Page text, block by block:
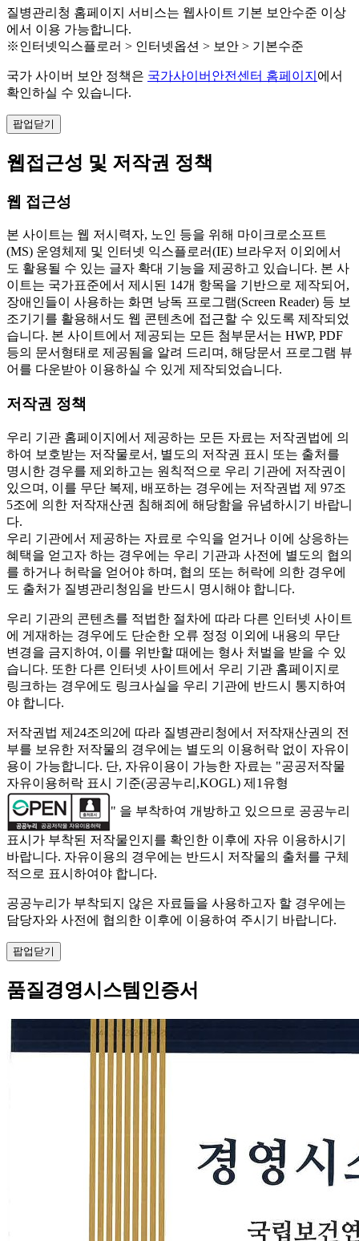
질병관리청 홈페이지 서비스는 웹사이트 기본 보안수준 이상
에서 이용 가능합니다.
※인터넷익스플로러 > 인터넷옵션 > 보안 > 기본수준
국가 사이버 보안 정책은 국가사이버안전센터 홈페이지 에서
확인하실 수 있습니다.
팝업닫기
웹접근성 및 저작권 정책
웹 접근성
본 사이트는 웹 저시력자, 노인 등을 위해 마이크로소프트
(MS) 운영체제 및 인터넷 익스플로러(IE) 브라우저 이외에서
도 활용될 수 있는 글자 확대 기능을 제공하고 있습니다. 본 사
이트는 국가표준에서 제시된 14개 항목을 기반으로 제작되어,
장애인들이 사용하는 화면 낭독 프로그램(Screen Reader) 등 보
조기기를 활용해서도 웹 콘텐츠에 접근할 수 있도록 제작되었
습니다. 본 사이트에서 제공되는 모든 첨부문서는 HWP, PDF
등의 문서형태로 제공됨을 알려 드리며, 해당문서 프로그램 뷰
어를 다운받아 이용하실 수 있게 제작되었습니다.
저작권 정책
우리 기관 홈페이지에서 제공하는 모든 자료는 저작권법에 의
하여 보호받는 저작물로서, 별도의 저작권 표시 또는 출처를
명시한 경우를 제외하고는 원칙적으로 우리 기관에 저작권이
있으며, 이를 무단 복제, 배포하는 경우에는 저작권법 제 97조
5조에 의한 저작재산권 침해죄에 해당함을 유념하시기 바랍니
다.
우리 기관에서 제공하는 자료로 수익을 얻거나 이에 상응하는
혜택을 얻고자 하는 경우에는 우리 기관과 사전에 별도의 협의
를 하거나 허락을 얻어야 하며, 협의 또는 허락에 의한 경우에
도 출처가 질병관리청임을 반드시 명시해야 합니다.
우리 기관의 콘텐츠를 적법한 절차에 따라 다른 인터넷 사이트
에 게재하는 경우에도 단순한 오류 정정 이외에 내용의 무단
변경을 금지하여, 이를 위반할 때에는 형사 처벌을 받을 수 있
습니다. 또한 다른 인터넷 사이트에서 우리 기관 홈페이지로
링크하는 경우에도 링크사실을 우리 기관에 반드시 통지하여
야 합니다.
저작권법 제24조의2에 따라 질병관리청에서 저작재산권의 전
부를 보유한 저작물의 경우에는 별도의 이용허락 없이 자유이
용이 가능합니다. 단, 자유이용이 가능한 자료는 "공공저작물
자유이용허락 표시 기준(공공누리,KOGL) 제1유형
" 을 부착하여 개방하고 있으므로 공공누리
표시가 부착된 저작물인지를 확인한 이후에 자유 이용하시기
바랍니다. 자유이용의 경우에는 반드시 저작물의 출처를 구체
적으로 표시하여야 합니다.
공공누리가 부착되지 않은 자료들을 사용하고자 할 경우에는
담당자와 사전에 협의한 이후에 이용하여 주시기 바랍니다.
팝업닫기
품질경영시스템인증서